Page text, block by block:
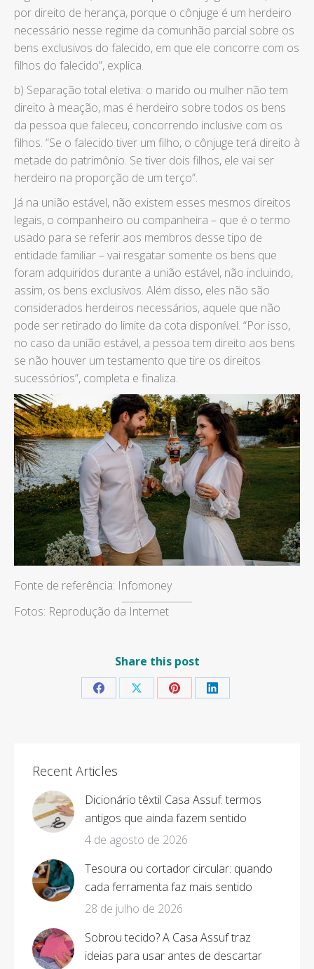
por direito de herança, porque o cônjuge é um herdeiro
necessário nesse regime da comunhão parcial sobre os
bens exclusivos do falecido, em que ele concorre com os
filhos do falecido”, explica.
b) Separação total eletiva: o marido ou mulher não tem
direito à meação, mas é herdeiro sobre todos os bens
da pessoa que faleceu, concorrendo inclusive com os
filhos. “Se o falecido tiver um filho, o cônjuge terá direito à
metade do patrimônio. Se tiver dois filhos, ele vai ser
herdeiro na proporção de um terço”.
Já na união estável, não existem esses mesmos direitos
legais, o companheiro ou companheira – que é o termo
usado para se referir aos membros desse tipo de
entidade familiar – vai resgatar somente os bens que
foram adquiridos durante a união estável, não incluindo,
assim, os bens exclusivos. Além disso, eles não são
considerados herdeiros necessários, aquele que não
pode ser retirado do limite da cota disponível. “Por isso,
no caso da união estável, a pessoa tem direito aos bens
se não houver um testamento que tire os direitos
sucessórios”, completa e finaliza.
Fonte de referência: Infomoney
Fotos: Reprodução da Internet
Share this post
Share Share Share Share
Recent Articles
Dicionário têxtil Casa Assuf: termos
antigos que ainda fazem sentido
4 de agosto de 2026
Tesoura ou cortador circular: quando
cada ferramenta faz mais sentido
28 de julho de 2026
Sobrou tecido? A Casa Assuf traz
ideias para usar antes de descartar